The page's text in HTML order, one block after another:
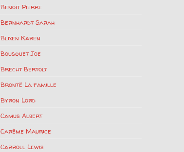
Benoit Pierre
Bernhardt Sarah
Blixen Karen
Bousquet Joe
Brecht Bertolt
Brontë La famille
Byron Lord
Camus Albert
Carême Maurice
Carroll Lewis